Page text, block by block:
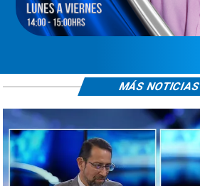
MÁS NOTICIAS